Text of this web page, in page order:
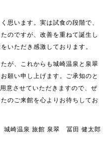
思います。実は試食の段階で、
のですが、改善を重ねて誕生し
いただき感激しております。
が、これからも城崎温泉と泉翠
願い申し上げます。ご承知のと
意させていただきますので、ぜ
のご来館を心よりお待ちしてお
城崎温泉 旅館 泉翠 冨田 健太郎